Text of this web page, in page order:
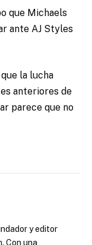
que Michaels
ante AJ Styles
la lucha
anteriores de
parece que no
y editor
Con una